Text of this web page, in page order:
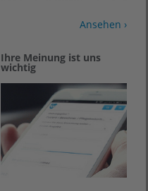
Ansehen ›
Ihre Meinung ist uns
wichtig